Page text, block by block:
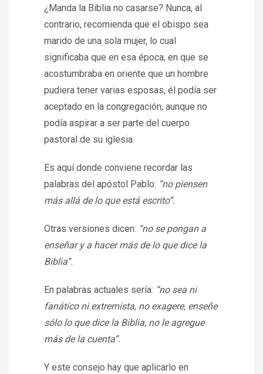
¿Manda la Biblia no casarse? Nunca, al
contrario, recomienda que el obispo sea
marido de una sola mujer, lo cual
significaba que en esa época, en que se
acostumbraba en oriente que un hombre
pudiera tener varias esposas, él podía ser
aceptado en la congregación, aunque no
podía aspirar a ser parte del cuerpo
pastoral de su iglesia.
Es aquí donde conviene recordar las
palabras del apóstol Pablo: “no piensen
más allá de lo que está escrito”.
Otras versiones dicen: “no se pongan a
enseñar y a hacer más de lo que dice la
Biblia”.
En palabras actuales sería: “no sea ni
fanático ni extremista, no exagere, enseñe
sólo lo que dice la Biblia, no le agregue
más de la cuenta”.
Y este consejo hay que aplicarlo en